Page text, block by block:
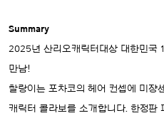
Summary
2025년 산리오캐릭터대상 대한민국
만남!
찰랑이는 포차코의 헤어 컨셉에 미쟝
캐릭터 콜라보를 소개합니다. 한정판